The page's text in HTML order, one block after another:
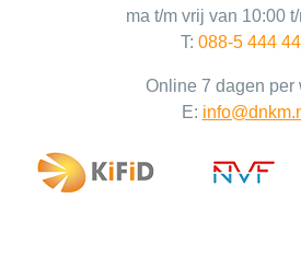
ma t/m vrij van 10:00
T: 088-5 444
Online 7 dagen per
E: